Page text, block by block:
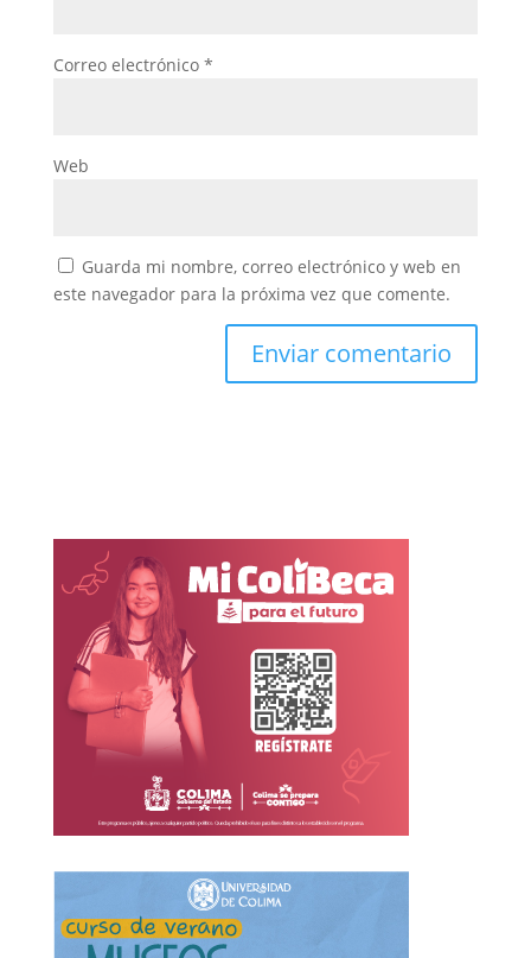
Correo electrónico *
Web
Guarda mi nombre, correo electrónico y web en
este navegador para la próxima vez que comente.